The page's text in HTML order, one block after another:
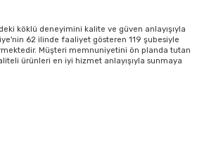
köklü deneyimini kalite ve güven anlayışıyla
62 ilinde faaliyet gösteren 119 şubesiyle
Müşteri memnuniyetini ön planda tutan
ürünleri en iyi hizmet anlayışıyla sunmaya